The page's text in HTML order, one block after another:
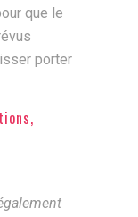
que le
porter